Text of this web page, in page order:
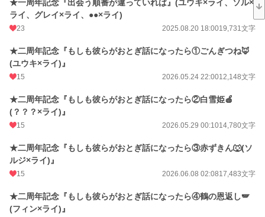
お気に入り 92
24h.ポイント
更新日時 2026.08.06 20:00
週間ポイント 1,022 pt (8,821 位)
月間ポイント
年間ポイント 66,259 pt (8,408 位)
★一周年記念『出会う順番が違っていれば』(ユウキ×ライ、ソル×
ライ、グレイ×ライ、●●×ライ)
23 2025.08.20 18:0019,731文字
★二周年記念『もしも彼らがおとぎ話になったら①ごんぎつね🦊
(ユウキ×ライ)』
15 2026.05.24 22:0012,148文字
★二周年記念『もしも彼らがおとぎ話になったら②白雪姫🍎
(？？？×ライ)』
15 2026.05.29 00:1014,780文字
★二周年記念『もしも彼らがおとぎ話になったら③赤ずきん🐺(ソ
ルジ×ライ)』
15 2026.06.08 02:0817,483文字
★二周年記念『もしも彼らがおとぎ話になったら④鶴の恩返し🪽
(フィン×ライ)』